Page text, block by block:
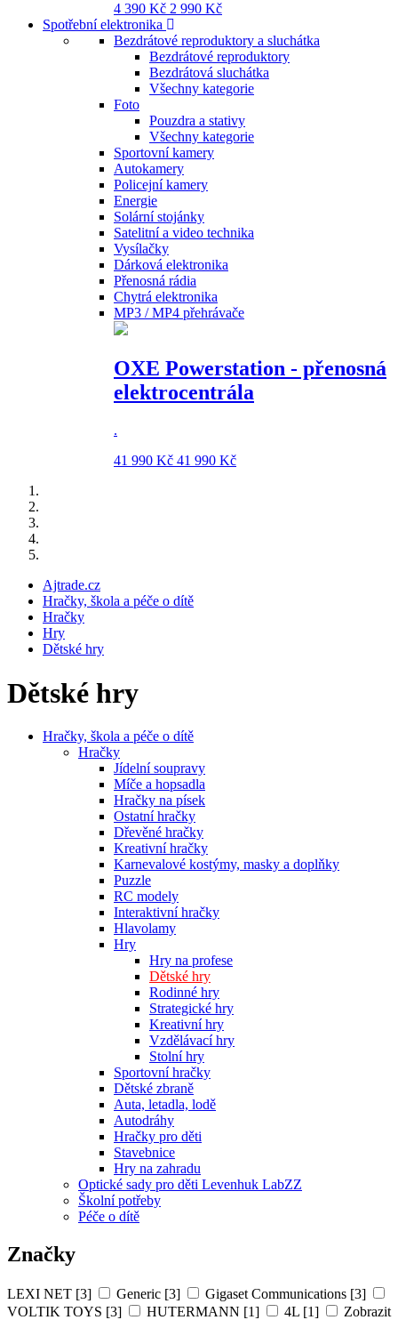
4 390 Kč 2 990 Kč
Spotřební elektronika
Bezdrátové reproduktory a sluchátka
Bezdrátové reproduktory
Bezdrátová sluchátka
Všechny kategorie
Foto
Pouzdra a stativy
Všechny kategorie
Sportovní kamery
Autokamery
Policejní kamery
Energie
Solární stojánky
Satelitní a video technika
Vysílačky
Dárková elektronika
Přenosná rádia
Chytrá elektronika
MP3 / MP4 přehrávače
OXE Powerstation - přenosná
elektrocentrála
.
41 990 Kč 41 990 Kč
Ajtrade.cz
Hračky, škola a péče o dítě
Hračky
Hry
Dětské hry
Dětské hry
Hračky, škola a péče o dítě
Hračky
Jídelní soupravy
Míče a hopsadla
Hračky na písek
Ostatní hračky
Dřevěné hračky
Kreativní hračky
Karnevalové kostýmy, masky a doplňky
Puzzle
RC modely
Interaktivní hračky
Hlavolamy
Hry
Hry na profese
Dětské hry
Rodinné hry
Strategické hry
Kreativní hry
Vzdělávací hry
Stolní hry
Sportovní hračky
Dětské zbraně
Auta, letadla, lodě
Autodráhy
Hračky pro děti
Stavebnice
Hry na zahradu
Optické sady pro děti Levenhuk LabZZ
Školní potřeby
Péče o dítě
Značky
LEXI NET [3] Generic [3]
Gigaset Communications [3]
VOLTIK TOYS [3]
HUTERMANN [1] 4L [1]
Zobrazit